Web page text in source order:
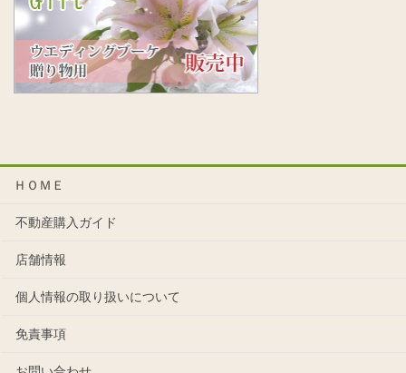
ＨＯＭＥ
不動産購入ガイド
店舗情報
個人情報の取り扱いについて
免責事項